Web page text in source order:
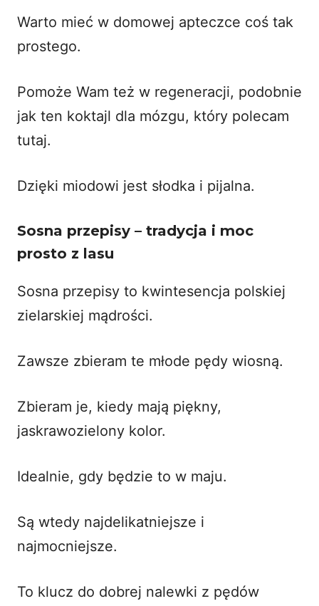
Warto mieć w domowej apteczce coś tak
prostego.
Pomoże Wam też w regeneracji, podobnie
jak ten koktajl dla mózgu, który polecam
tutaj.
Dzięki miodowi jest słodka i pijalna.
Sosna przepisy – tradycja i moc
prosto z lasu
Sosna przepisy to kwintesencja polskiej
zielarskiej mądrości.
Zawsze zbieram te młode pędy wiosną.
Zbieram je, kiedy mają piękny,
jaskrawozielony kolor.
Idealnie, gdy będzie to w maju.
Są wtedy najdelikatniejsze i
najmocniejsze.
To klucz do dobrej nalewki z pędów